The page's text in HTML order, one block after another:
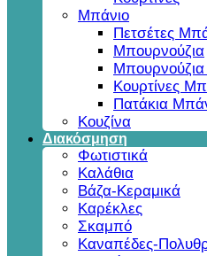
Μπάνιο
Πετσέτες
Μπουρνούζια
Μπουρνούζια
Κουρτίνες
Πατάκια
Κουζίνα
Διακόσμηση
Φωτιστικά
Καλάθια
Βάζα-Κεραμικά
Καρέκλες
Σκαμπό
Καναπέδες-